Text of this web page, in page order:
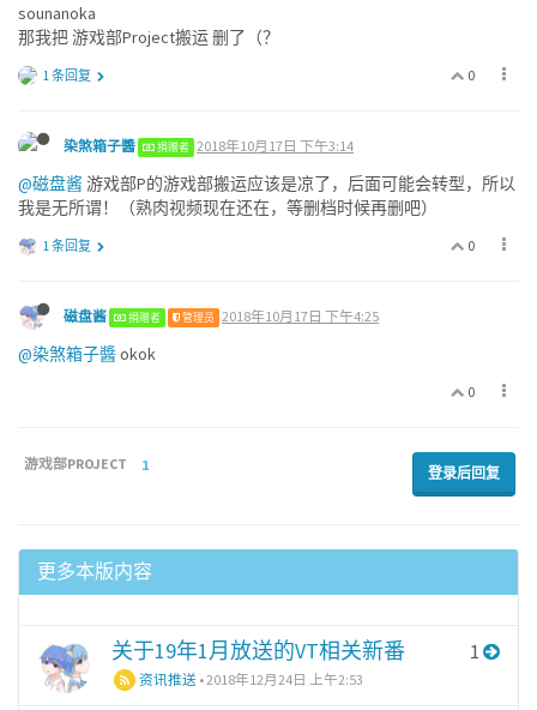
sounanoka
那我把 游戏部Project搬运 删了（？
0
1 条回复
染煞箱子醬 捐赠者 2018年10月17日 下午3:14
@磁盘酱游戏部P的游戏部搬运应该是凉了，后面可能会转型，所以
我是无所谓！（熟肉视频现在还在，等删档时候再删吧）
0
1 条回复
磁盘酱 捐赠者 管理员 2018年10月17日 下午4:25
@染煞箱子醬okok
0
游戏部PROJECT 1 登录后回复
更多本版内容
关于19年1月放送的VT相关新番
资讯推送 •2018年12月24日 上午2:53
1